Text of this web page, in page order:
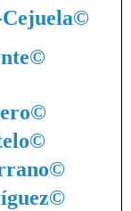
©
©
©
©
©
©